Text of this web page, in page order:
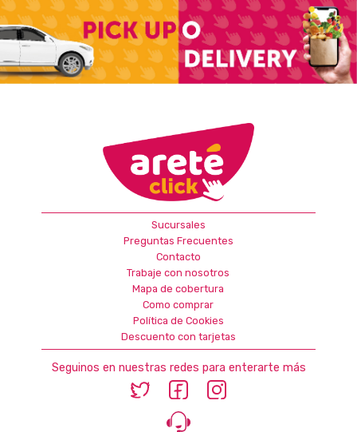
Sucursales
Preguntas Frecuentes
Contacto
Trabaje con nosotros
Mapa de cobertura
Como comprar
Política de Cookies
Descuento con tarjetas
Seguinos en nuestras redes para enterarte más